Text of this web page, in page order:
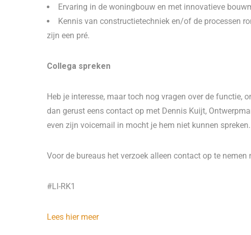
Ervaring in de woningbouw en met innovatieve
Kennis van constructietechniek en/of de processen
zijn een pré.
Collega spreken
Heb je interesse, maar toch nog vragen over de functie,
dan gerust eens contact op met Dennis Kuijt,
even zijn voicemail in mocht je hem niet kunnen spreken.
Voor de bureaus het verzoek alleen contact op te
#LI-RK1
Lees hier meer